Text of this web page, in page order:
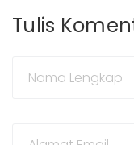
Tulis